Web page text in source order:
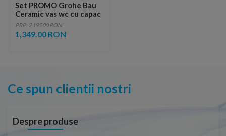
Set PROMO Grohe Bau
Ceramic vas wc cu capac
soft close si rezervor,
evacuare verticala
PRP: 2,195.00 RON
1,349.00 RON
Ce spun clientii nostri
Despre produse